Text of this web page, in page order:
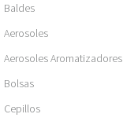
Baldes
Aerosoles
Aerosoles Aromatizadores
Bolsas
Cepillos